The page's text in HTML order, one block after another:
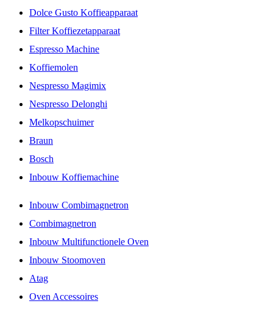
Dolce Gusto Koffieapparaat
Filter Koffiezetapparaat
Espresso Machine
Koffiemolen
Nespresso Magimix
Nespresso Delonghi
Melkopschuimer
Braun
Bosch
Inbouw Koffiemachine
Inbouw Combimagnetron
Combimagnetron
Inbouw Multifunctionele Oven
Inbouw Stoomoven
Atag
Oven Accessoires